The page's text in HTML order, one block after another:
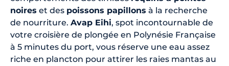
noires et des poissons papillons à la recherche
de nourriture. Avap Eihi, spot incontournable de
votre croisière de plongée en Polynésie Française
à 5 minutes du port, vous réserve une eau assez
riche en plancton pour attirer les raies mantas au